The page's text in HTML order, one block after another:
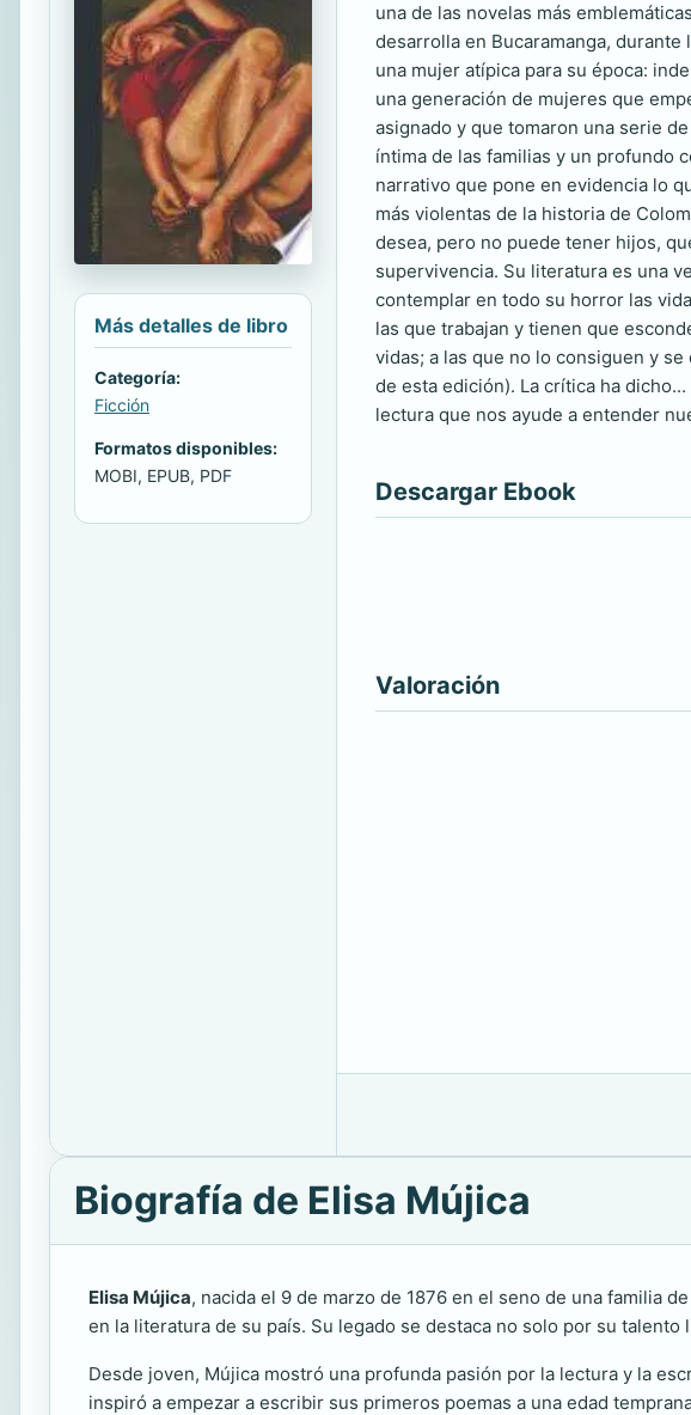
Más detalles de libro
Categoría:
Ficción
Formatos disponibles:
MOBI, EPUB, PDF
una de las novelas más
desarrolla en Bucaramanga, durante
una mujer atípica para su época:
una generación de mujeres que
asignado y que tomaron una serie
íntima de las familias y un profundo
narrativo que pone en evidencia lo
más violentas de la historia de
desea, pero no puede tener hijos,
supervivencia. Su literatura es una
contemplar en todo su horror las
las que trabajan y tienen que
vidas; a las que no lo consiguen y
de esta edición). La crítica ha
lectura que nos ayude a entender
Descargar Ebook
Valoración
Biografía de Elisa Mújica
Elisa Mújica, nacida el 9 de marzo de 1876 en el seno de una familia
en la literatura de su país. Su legado se destaca no solo por su
Desde joven, Mújica mostró una profunda pasión por la lectura y la
inspiró a empezar a escribir sus primeros poemas a una edad